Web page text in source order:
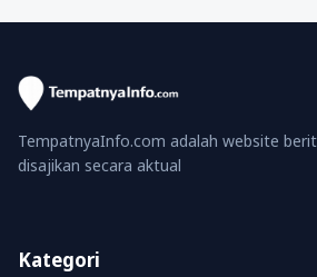
TempatnyaInfo.com adalah website
disajikan secara aktual
Kategori